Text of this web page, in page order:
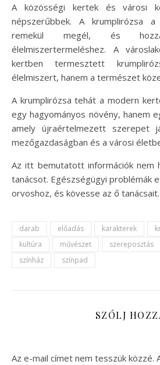
A közösségi kertek és városi
népszerűbbek. A krumplirózsa
remekül megél, és
élelmiszertermeléshez. A
kertben termesztett
élelmiszert, hanem a természet
A krumplirózsa tehát a modern
egy hagyományos növény, hanem
amely újraértelmezett szerepet
mezőgazdaságban és a városi
Az itt bemutatott információk nem
tanácsot. Egészségügyi problémák
orvoshoz, és kövesse az ő tanácsait.
darab előadás karakterek
kultúra
művészet szereposztás
színház
színpad
SZÓLJ
Az e-mail címet nem tesszük közzé.